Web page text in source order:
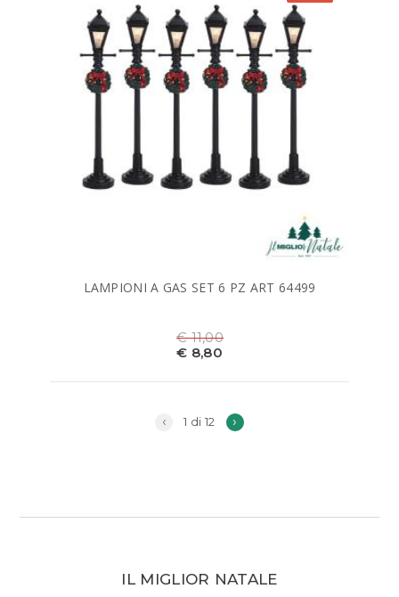
LAMPIONI A GAS SET 6 PZ ART 64499
€ 11,00
€ 8,80
‹ 1 di 12 ›
IL MIGLIOR NATALE